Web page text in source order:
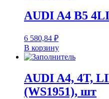
AUDI A4 B5
6 580,84 ₽
В корзину
AUDI A4, 4T,
(WS1951), шт